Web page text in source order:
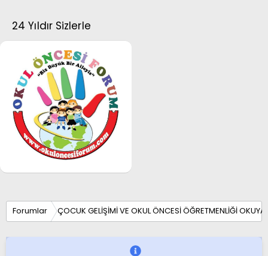
24 Yıldır Sizlerle
Forumlar ÇOCUK GELİŞİMİ VE OKUL ÖNCESİ ÖĞRETMENLİĞİ